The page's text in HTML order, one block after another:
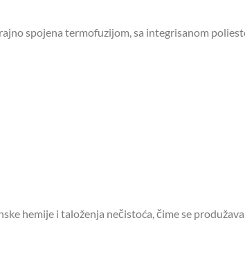
spojena termofuzijom, sa integrisanom
hemije i taloženja nečistoća, čime se